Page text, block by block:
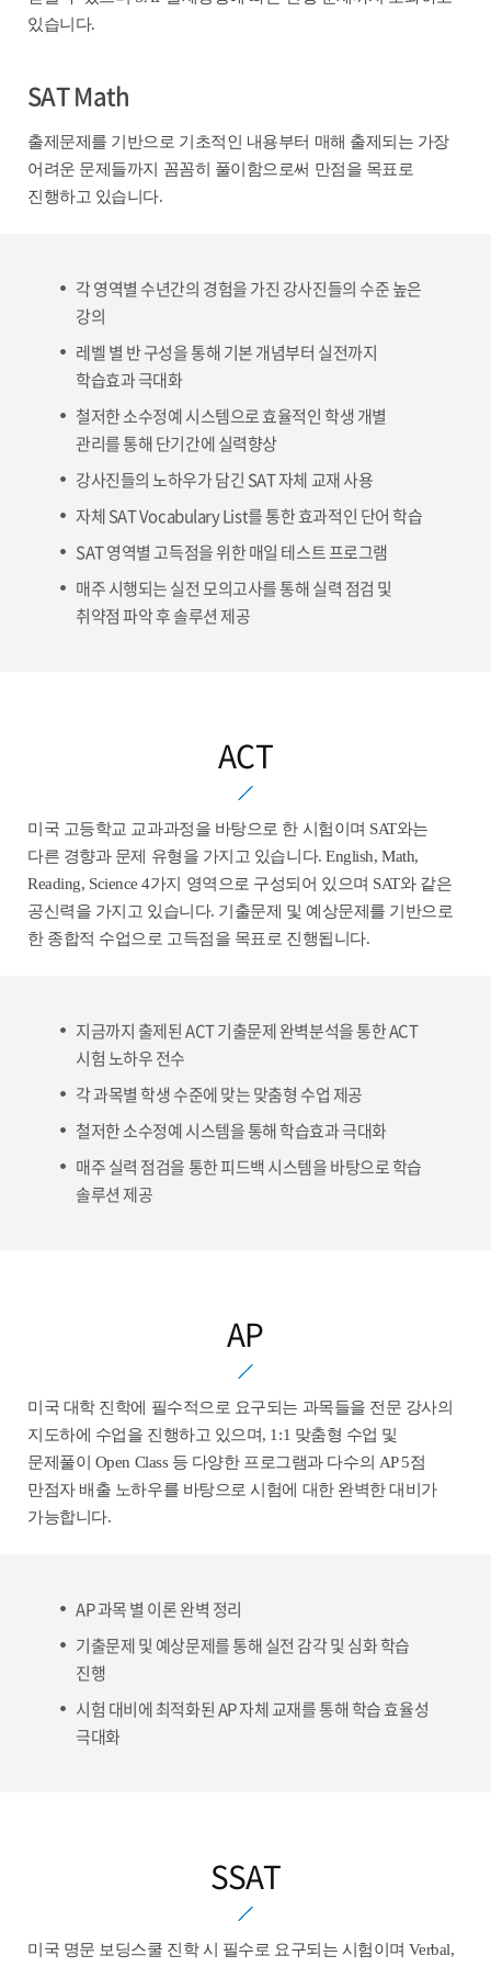
있습니다.
SAT Math
출제문제를 기반으로 기초적인 내용부터 매해 출제되는 가장
어려운 문제들까지 꼼꼼히 풀이함으로써 만점을 목표로
진행하고 있습니다.
각 영역별 수년간의 경험을 가진 강사진들의 수준 높은
강의
레벨 별 반 구성을 통해 기본 개념부터 실전까지
학습효과 극대화
철저한 소수정예 시스템으로 효율적인 학생 개별
관리를 통해 단기간에 실력향상
강사진들의 노하우가 담긴 SAT 자체 교재 사용
자체 SAT Vocabulary List를 통한 효과적인 단어 학습
SAT 영역별 고득점을 위한 매일 테스트 프로그램
매주 시행되는 실전 모의고사를 통해 실력 점검 및
취약점 파악 후 솔루션 제공
ACT
미국 고등학교 교과과정을 바탕으로 한 시험이며 SAT와는
다른 경향과 문제 유형을 가지고 있습니다. English, Math,
Reading, Science 4가지 영역으로 구성되어 있으며 SAT와 같은
공신력을 가지고 있습니다. 기출문제 및 예상문제를 기반으로
한 종합적 수업으로 고득점을 목표로 진행됩니다.
지금까지 출제된 ACT 기출문제 완벽분석을 통한 ACT
시험 노하우 전수
각 과목별 학생 수준에 맞는 맞춤형 수업 제공
철저한 소수정예 시스템을 통해 학습효과 극대화
매주 실력 점검을 통한 피드백 시스템을 바탕으로 학습
솔루션 제공
AP
미국 대학 진학에 필수적으로 요구되는 과목들을 전문 강사의
지도하에 수업을 진행하고 있으며, 1:1 맞춤형 수업 및
문제풀이 Open Class 등 다양한 프로그램과 다수의 AP 5점
만점자 배출 노하우를 바탕으로 시험에 대한 완벽한 대비가
가능합니다.
AP 과목 별 이론 완벽 정리
기출문제 및 예상문제를 통해 실전 감각 및 심화 학습
진행
시험 대비에 최적화된 AP 자체 교재를 통해 학습 효율성
극대화
SSAT
미국 명문 보딩스쿨 진학 시 필수로 요구되는 시험이며 Verbal,